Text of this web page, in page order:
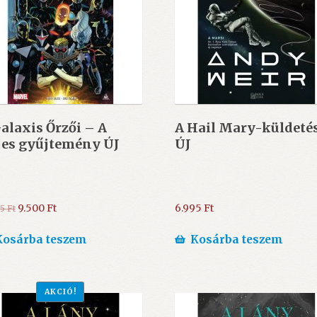
Őrzői – A
gyűjtemény ÚJ
Ft Original
was:
9.500FtCurrent
is:
teszem
A Hail Mary-
ÚJ
6.995Ft
Kosárba teszem
AKCIÓ!